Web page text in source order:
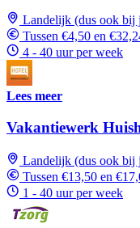
Landelijk (dus ook bij
Tussen €4,50 en
4 - 40 uur per week
Lees meer
Vakantiewerk
Landelijk (dus ook bij
Tussen €13,50 en
1 - 40 uur per week